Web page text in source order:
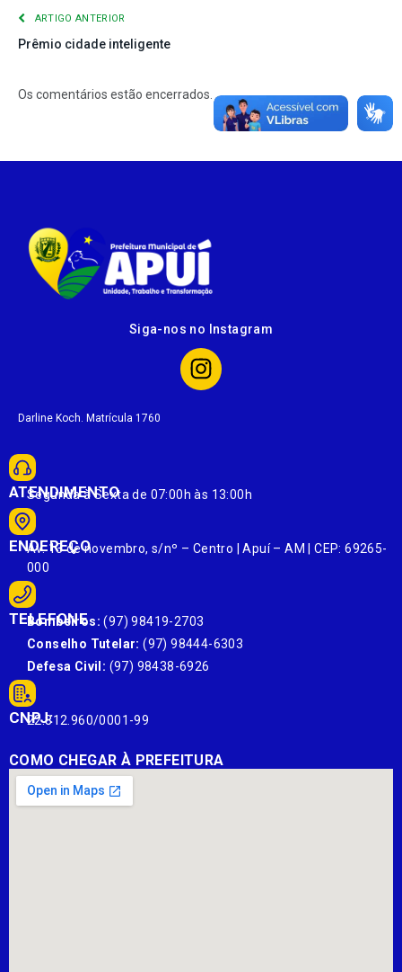
ARTIGO ANTERIOR
Prêmio cidade inteligente
Os comentários estão encerrados.
Siga-nos no Instagram
Darline Koch. Matrícula 1760
ATENDIMENTO
Segunda à Sexta de 07:00h às 13:00h
ENDEREÇO
Av. 13 de novembro, s/nº – Centro | Apuí – AM | CEP: 69265-
000
TELEFONE
Bombeiros: (97) 98419-2703
Conselho Tutelar: (97) 98444-6303
Defesa Civil: (97) 98438-6926
CNPJ:
22.812.960/0001-99
COMO CHEGAR À PREFEITURA